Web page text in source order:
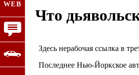
WEB
Что
Здесь нерабочая ссылка в
Последнее Нью-Йоркское